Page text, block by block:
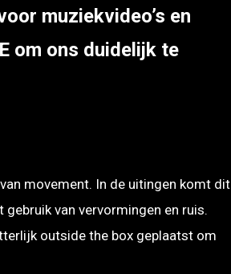
muziekvideo’s en
om ons duidelijk te
movement. In de uitingen komt dit
van vervormingen en ruis.
outside the box geplaatst om